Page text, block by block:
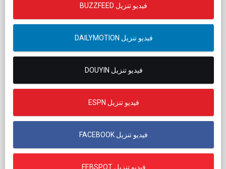
BUZZFEED فيديو تنزيل
DAILYMOTION فيديو تنزيل
DOUYIN فيديو تنزيل
ESPN فيديو تنزيل
FACEBOOK فيديو تنزيل
FEBSPOT فيديو تنزيل